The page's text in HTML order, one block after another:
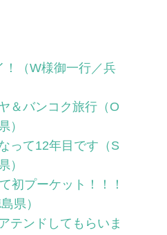
！（W様御一行／兵
＆バンコク旅行（O
）
って12年目です（S
）
初プーケット！！！
県）
テンドしてもらいま